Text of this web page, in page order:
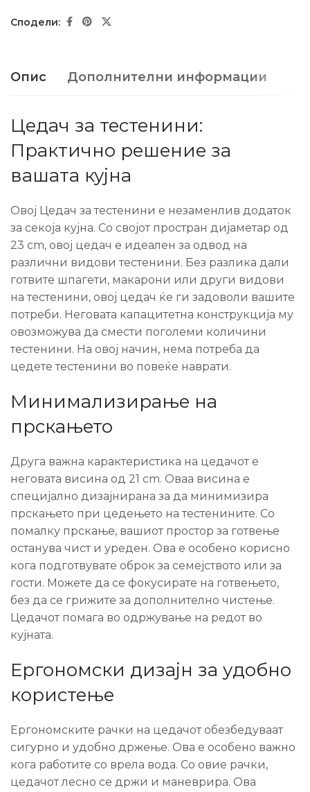
Опис Дополнителни информации
Цедач за тестенини:
Практично решение за
вашата кујна
Овој Цедач за тестенини е незаменлив додаток
за секоја кујна. Со својот простран дијаметар од
23 cm, овој цедач е идеален за одвод на
различни видови тестенини. Без разлика дали
готвите шпагети, макарони или други видови
на тестенини, овој цедач ќе ги задоволи вашите
потреби. Неговата капацитетна конструкција му
овозможува да смести поголеми количини
тестенини. На овој начин, нема потреба да
цедете тестенини во повеќе наврати.
Минимализирање на
прскањето
Друга важна карактеристика на цедачот е
неговата висина од 21 cm. Оваа висина е
специјално дизајнирана за да минимизира
прскањето при цедењето на тестенините. Со
помалку прскање, вашиот простор за готвење
останува чист и уреден. Ова е особено корисно
кога подготвувате оброк за семејството или за
гости. Можете да се фокусирате на готвењето,
без да се грижите за дополнително чистење.
Цедачот помага во одржување на редот во
кујната.
Ергономски дизајн за удобно
користење
Ергономските рачки на цедачот обезбедуваат
сигурно и удобно држење. Ова е особено важно
кога работите со врела вода. Со овие рачки,
цедачот лесно се држи и маневрира. Ова